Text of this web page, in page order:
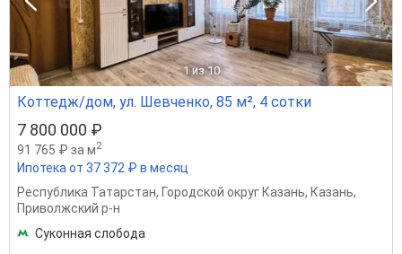
1 из 10
Коттедж/дом, ул. Шевченко, 85 м², 4 сотки
7 800 000 ₽
91 765 ₽ за м2
Ипотека от 37 372 ₽ в месяц
Республика Татарстан, Городской округ Казань, Казань,
Приволжский р-н
Суконная слобода